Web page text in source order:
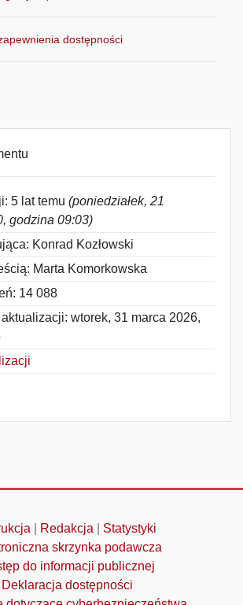
dostępności
5 lat temu (poniedziałek, 21
godzina 09:03)
Konrad Kozłowski
Marta Komorkowska
14 088
wtorek, 31 marca 2026,
Redakcja
Statystyki
skrzynka podawcza
do informacji publicznej
Deklaracja dostępności